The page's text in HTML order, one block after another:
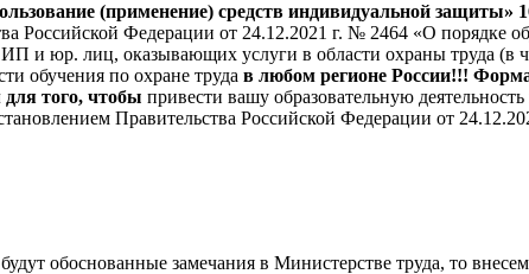
(применение) средств индивидуальной защиты»
Российской Федерации от 24.12.2021 г. № 2464 «О порядке
и юр. лиц, оказывающих услуги в области охраны труда (в
обучения по охране труда в любом регионе России!!!
того, чтобы привести вашу образовательную
Правительства Российской Федерации от
обоснованные замечания в Министерстве труда, то